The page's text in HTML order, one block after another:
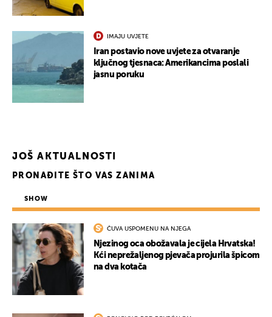
IMAJU UVJETE
Iran postavio nove uvjete za otvaranje
ključnog tjesnaca: Amerikancima poslali
jasnu poruku
JOŠ AKTUALNOSTI
PRONAĐITE ŠTO VAS ZANIMA
SHOW
ČUVA USPOMENU NA NJEGA
Njezinog oca obožavala je cijela Hrvatska!
Kći neprežaljenog pjevača projurila špicom
na dva kotača